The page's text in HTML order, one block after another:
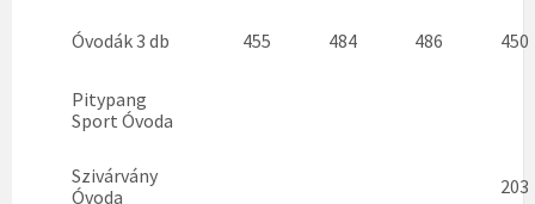
Óvodák 3 db 455 484 486 450
Pitypang
Sport Óvoda
Szivárvány
Óvoda
203